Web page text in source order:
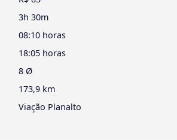
3h 30m
08:10 horas
18:05 horas
8 Ø
173,9 km
Viação Planalto